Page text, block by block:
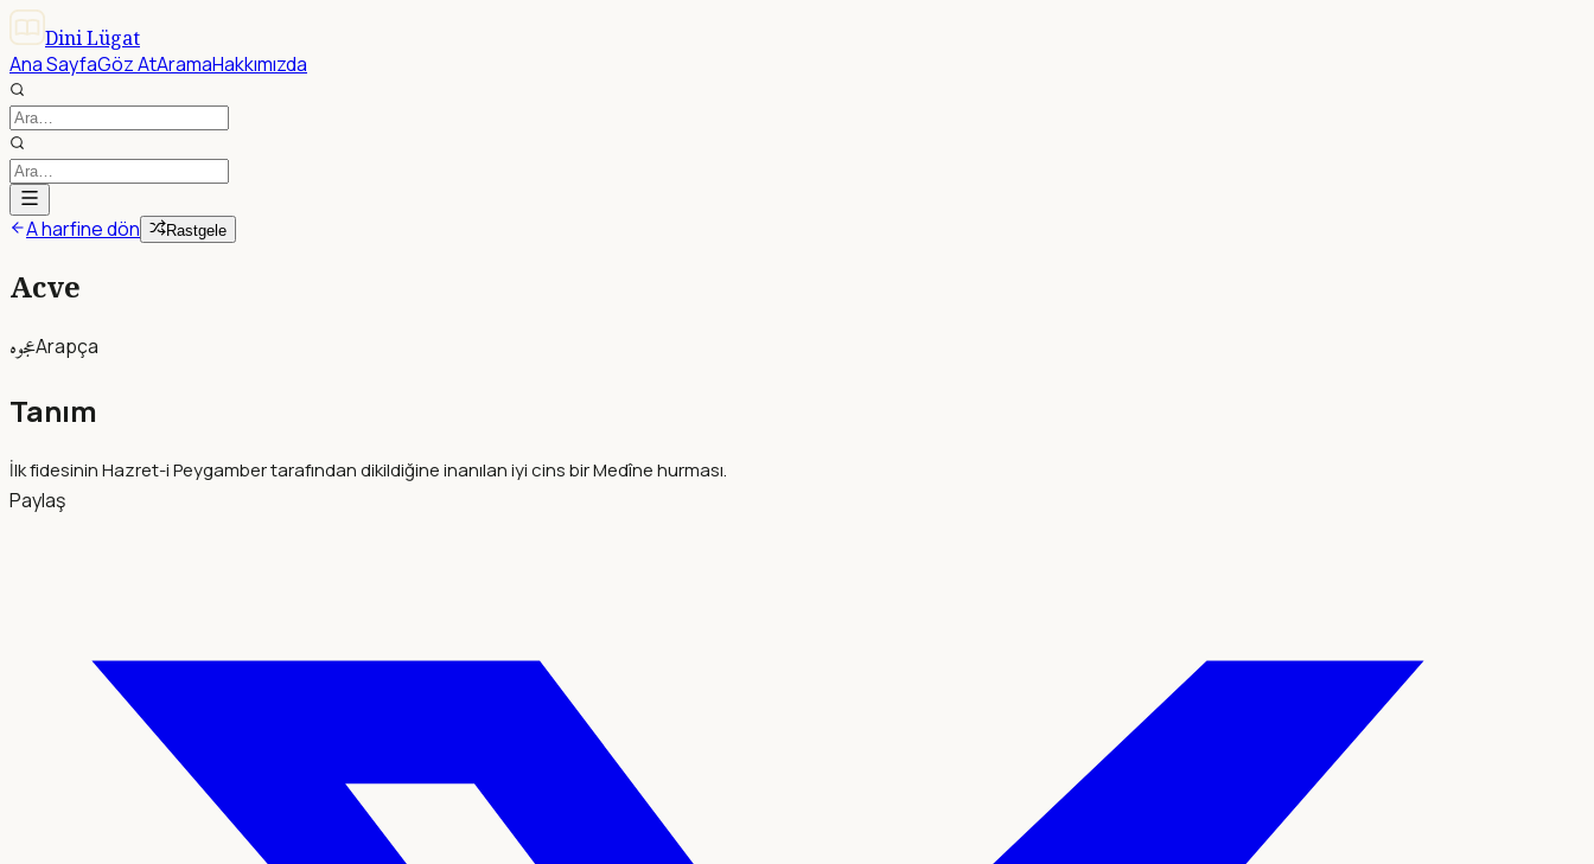
Dini Lügat
Ana SayfaGöz AtAramaHakkımızda
A harfine dön Rastgele
Acve
عجوهArapça
Tanım
İlk fidesinin Hazret-i Peygamber tarafından dikildiğine inanılan iyi cins bir Medîne hurması.
Paylaş